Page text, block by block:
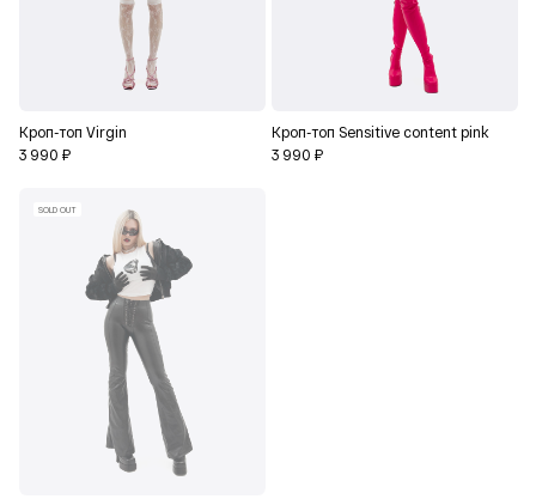
Кроп-топ Virgin
3 990 ₽
Кроп-топ Sensitive сontent pink
3 990 ₽
SOLD OUT